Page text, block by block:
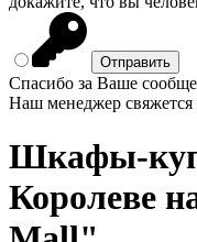
Спасибо за Ваше
Наш менеджер
Шкафы-
Королеве